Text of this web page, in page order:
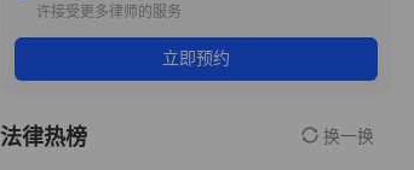
许接受更多律师的服务
立即预约
法律热榜 换一换